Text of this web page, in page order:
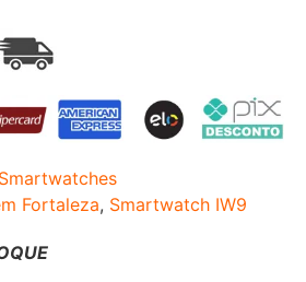
Smartwatches
Fortaleza, Smartwatch IW9